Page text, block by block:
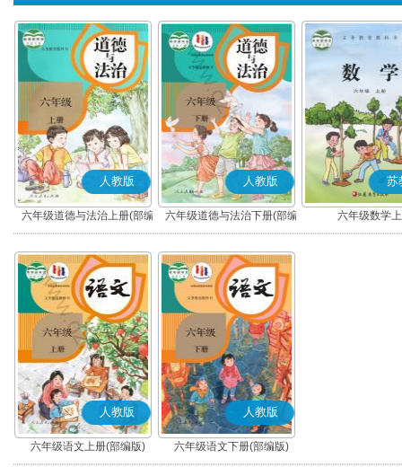
人教版
六年级道德与法治上册(部编
版)
人教版
六年级道德与法治下册(部编
版)
苏
六年级数学
人教版
六年级语文上册(部编版)
人教版
六年级语文下册(部编版)